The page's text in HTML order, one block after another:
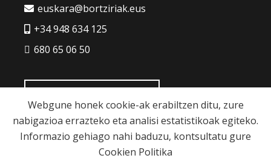
euskara@bortziriak.eus
+34 948 634 125
680 65 06 50
Webgune honek cookie-ak erabiltzen ditu, zure
nabigazioa errazteko eta analisi estatistikoak egiteko.
Informazio gehiago nahi baduzu, kontsultatu gure
Cookien Politika